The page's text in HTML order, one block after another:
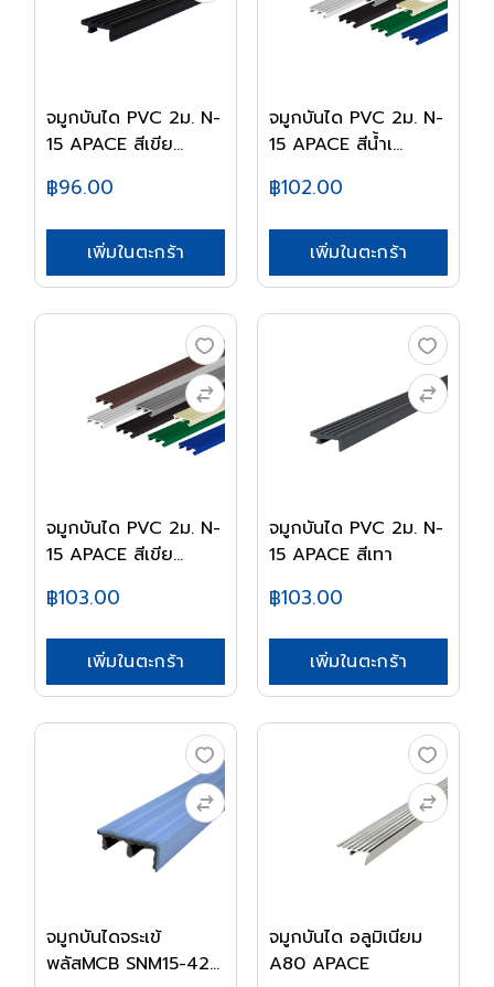
จมูกบันได PVC 2ม. N-
15 APACE สีเขีย...
฿96.00
เพิ่มในตะกร้า
จมูกบันได PVC 2ม. N-
15 APACE สีน้ำเ...
฿102.00
เพิ่มในตะกร้า
จมูกบันได PVC 2ม. N-
15 APACE สีเขีย...
฿103.00
เพิ่มในตะกร้า
จมูกบันได PVC 2ม. N-
15 APACE สีเทา
฿103.00
เพิ่มในตะกร้า
จมูกบันไดจระเข้
พลัสMCB SNM15-42
จมูกบันได อลูมิเนียม
A80 APACE